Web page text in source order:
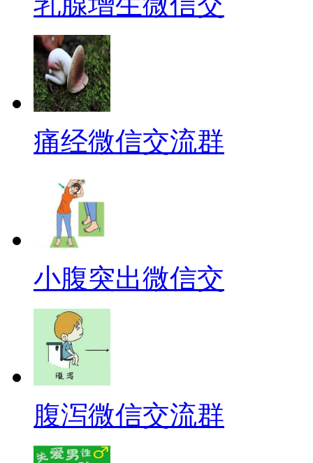
痛经微信交流群
小腹突出微信交
腹泻微信交流群